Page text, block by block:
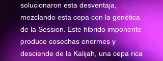
solucionaron esta desventaja,
mezclando esta cepa con la genética
de la Session. Este híbrido imponente
produce cosechas enormes y
desciende de la Kalijah, una cepa rica